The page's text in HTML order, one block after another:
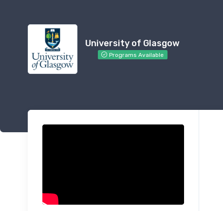
University of Glasgow
Programs Available